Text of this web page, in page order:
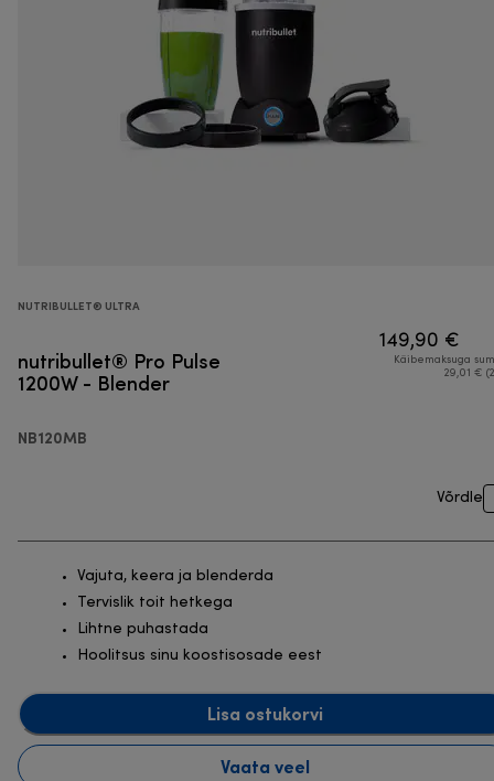
NUTRIBULLET® ULTRA
nutribullet® Pro Pulse
1200W - Blender
NB120MB
149,90 €
Käibemaksuga
29,01 €
Võrdle
Vajuta, keera ja blenderda
Tervislik toit hetkega
Lihtne puhastada
Hoolitsus sinu koostisosade eest
Lisa ostukorvi
Vaata veel